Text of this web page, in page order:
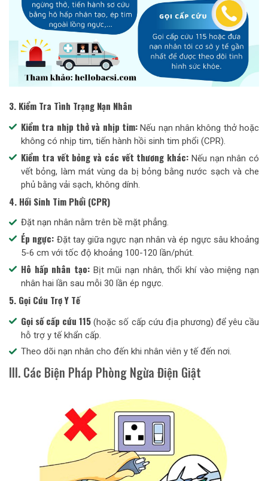
3. Kiểm Tra Tình Trạng Nạn Nhân
Kiểm tra nhịp thở và nhịp tim: Nếu nạn nhân không thở hoặc
không có nhịp tim, tiến hành hồi sinh tim phổi (CPR).
Kiểm tra vết bỏng và các vết thương khác: Nếu nạn nhân có
vết bỏng, làm mát vùng da bị bỏng bằng nước sạch và che
phủ bằng vải sạch, không dính.
4. Hồi Sinh Tim Phổi (CPR)
Đặt nạn nhân nằm trên bề mặt phẳng.
Ép ngực: Đặt tay giữa ngực nạn nhân và ép ngực sâu khoảng
5-6 cm với tốc độ khoảng 100-120 lần/phút.
Hô hấp nhân tạo: Bịt mũi nạn nhân, thổi khí vào miệng nạn
nhân hai lần sau mỗi 30 lần ép ngực.
5. Gọi Cứu Trợ Y Tế
Gọi số cấp cứu 115(hoặc số cấp cứu địa phương) để yêu cầu
hỗ trợ y tế khẩn cấp.
Theo dõi nạn nhân cho đến khi nhân viên y tế đến nơi.
III. Các Biện Pháp Phòng Ngừa Điện Giật